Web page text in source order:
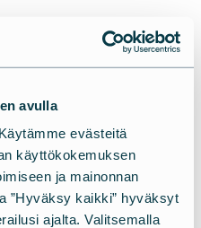
avulla
evästeitä
käyttökokemuksen
ja mainonnan
”Hyväksy kaikki” hyväksyt
ajalta. Valitsemalla